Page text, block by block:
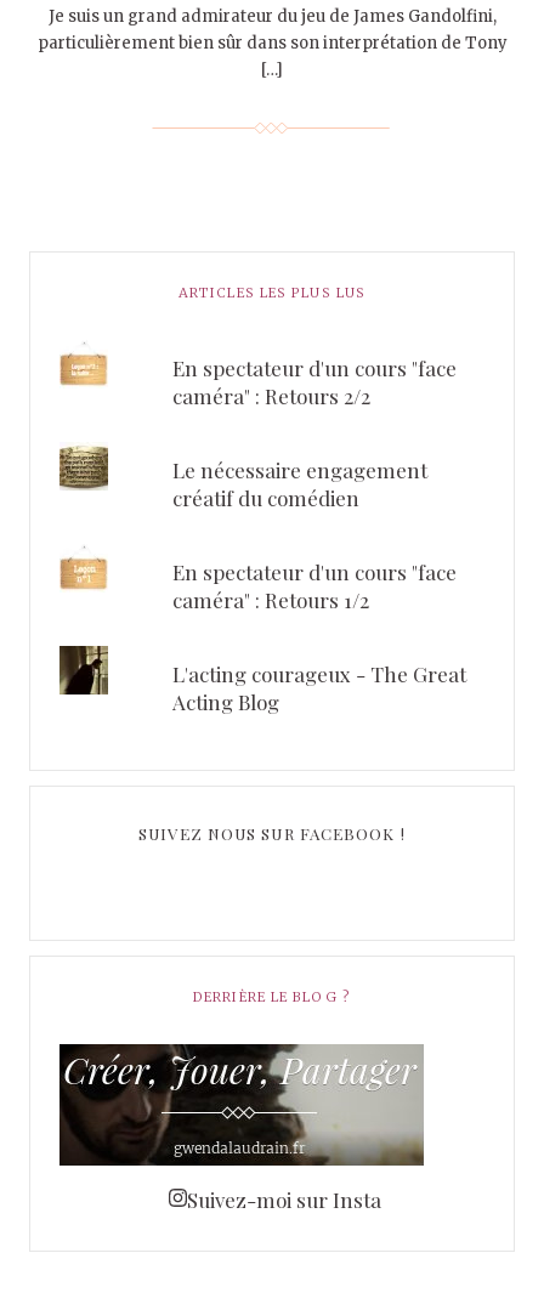
Je suis un grand admirateur du jeu de James Gandolfini,
particulièrement bien sûr dans son interprétation de Tony
[…]
ARTICLES LES PLUS LUS
En spectateur d'un cours "face
caméra" : Retours 2/2
Le nécessaire engagement
créatif du comédien
En spectateur d'un cours "face
caméra" : Retours 1/2
L'acting courageux - The Great
Acting Blog
SUIVEZ NOUS SUR FACEBOOK !
DERRIÈRE LE BLOG ?
Suivez-moi sur Insta